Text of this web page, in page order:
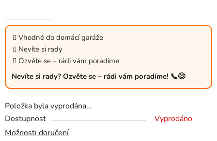
Vhodné do domácí garáže
Nevíte si rady
Ozvěte se – rádi vám poradíme
Nevíte si rady? Ozvěte se – rádi vám poradíme! 📞😊
Položka byla vyprodána…
Dostupnost
Vyprodáno
Možnosti doručení